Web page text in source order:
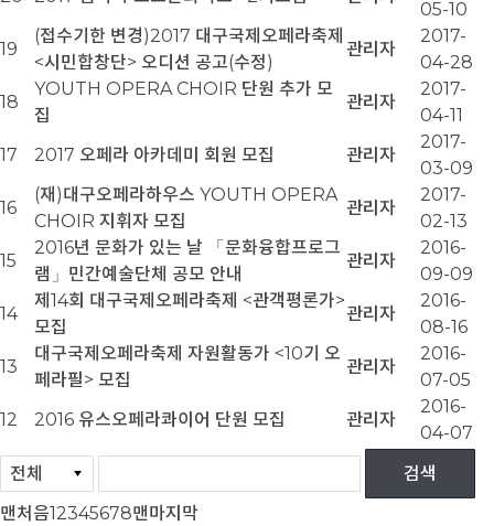
05-10
19
(접수기한 변경)2017 대구국제오페라축제
<시민합창단> 오디션 공고(수정)
관리자
2017-
04-28
18
YOUTH OPERA CHOIR 단원 추가 모
집
관리자
2017-
04-11
17
2017 오페라 아카데미 회원 모집 관리자
2017-
03-09
16
(재)대구오페라하우스 YOUTH OPERA
CHOIR 지휘자 모집
관리자
2017-
02-13
15
2016년 문화가 있는 날 「문화융합프로그
램」민간예술단체 공모 안내
관리자
2016-
09-09
14
제14회 대구국제오페라축제 <관객평론가>
모집
관리자
2016-
08-16
13
대구국제오페라축제 자원활동가 <10기 오
페라필> 모집
관리자
2016-
07-05
12
2016 유스오페라콰이어 단원 모집 관리자
2016-
04-07
맨처음12345678맨마지막